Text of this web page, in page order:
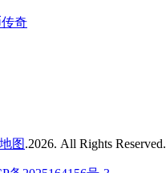
奇
图.2026. All Rights Reserved.